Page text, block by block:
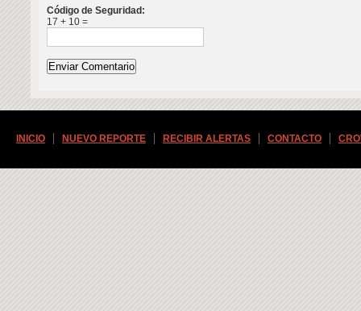
Código de Seguridad:
17 + 10 =
INICIO NUEVO REPORTE RECIBIR ALERTAS CONTACTO